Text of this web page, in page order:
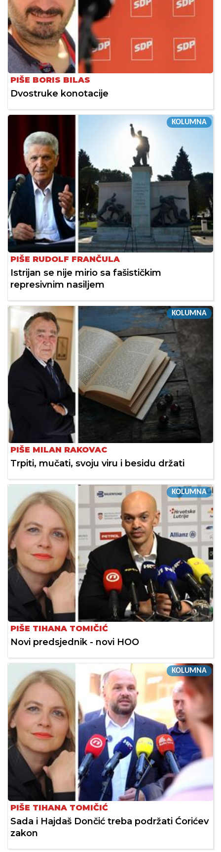
PIŠE BORIS BILAS
Dvostruke konotacije
KOLUMNA
PIŠE RUDOLF FRANČULA
Istrijan se nije mirio sa fašističkim
represivnim nasiljem
KOLUMNA
PIŠE MILAN RAKOVAC
Trpiti, mučati, svoju viru i besidu držati
KOLUMNA
PIŠE TIHANA TOMIČIĆ
Novi predsjednik - novi HOO
KOLUMNA
PIŠE TIHANA TOMIČIĆ
Sada i Hajdaš Dončić treba podržati Ćorićev
zakon